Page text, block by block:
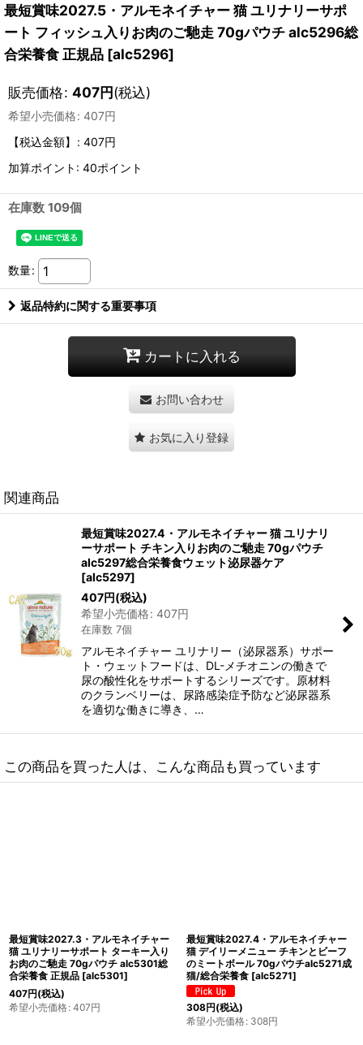
最短賞味2027.5・アルモネイチャー 猫 ユリナリーサポ
ート フィッシュ入りお肉のご馳走 70gパウチ alc5296総
合栄養食 正規品 [alc5296]
販売価格: 407円(税込)
希望小売価格: 407円
【税込金額】
: 407円
加算ポイント: 40ポイント
在庫数 109個
数量:
返品特約に関する重要事項
カートに入れる
お問い合わせ
お気に入り登録
関連商品
最短賞味2027.4・アルモネイチャー 猫 ユリナリ
ーサポート チキン入りお肉のご馳走 70gパウチ
alc5297総合栄養食ウェット泌尿器ケア
[alc5297]
407円(税込)
希望小売価格: 407円
在庫数 7個
アルモネイチャー ユリナリー（泌尿器系）サポー
ト・ウェットフードは、DL-メチオニンの働きで
尿の酸性化をサポートするシリーズです。原材料
のクランベリーは、尿路感染症予防など泌尿器系
を適切な働きに導き、…
この商品を買った人は、こんな商品も買っています
最短賞味2027.4・アルモネイチャー
猫 ユリナリーサポート チキン入りお
肉のご馳走 70gパウチ alc5297総合
栄養食ウェット泌尿器ケア
407円(税込)
希望小売価格: 407円
最短賞味2027.11・アルモネイチャー
猫パウチ ファンクショナル たら入り
のご馳走 70g alc5290避妊去勢猫用
ウェット総合栄養食キャットフード正
規品 [alc5290
363円(税込)